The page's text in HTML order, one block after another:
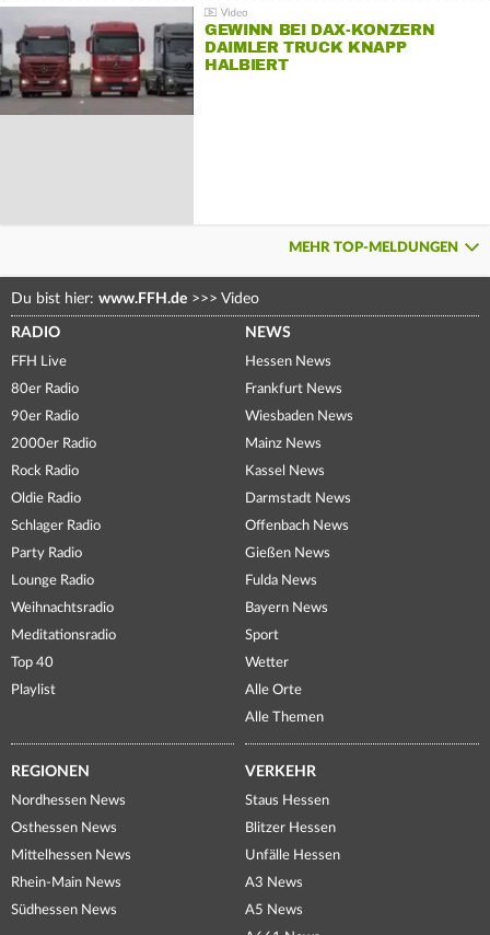
GEWINN BEI DAX-KONZERN
DAIMLER TRUCK KNAPP
HALBIERT
MEHR TOP-MELDUNGEN
Du bist hier: www.FFH.de >>> Video
RADIO
FFH Live
80er Radio
90er Radio
2000er Radio
Rock Radio
Oldie Radio
Schlager Radio
Party Radio
Lounge Radio
Weihnachtsradio
Meditationsradio
Top 40
Playlist
NEWS
Hessen News
Frankfurt News
Wiesbaden News
Mainz News
Kassel News
Darmstadt News
Offenbach News
Gießen News
Fulda News
Bayern News
Sport
Wetter
Alle Orte
Alle Themen
REGIONEN
Nordhessen News
Osthessen News
Mittelhessen News
Rhein-Main News
Südhessen News
VERKEHR
Staus Hessen
Blitzer Hessen
Unfälle Hessen
A3 News
A5 News